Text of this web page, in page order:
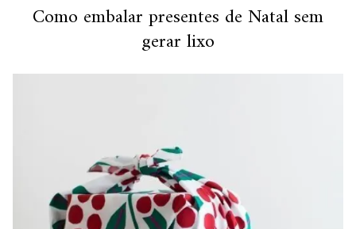
Como embalar presentes de Natal sem
gerar lixo